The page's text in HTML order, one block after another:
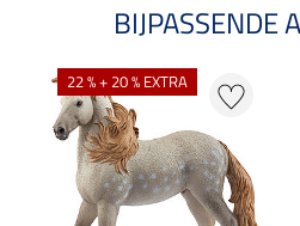
BIJPASSENDE
22 % + 20 % EXTRA